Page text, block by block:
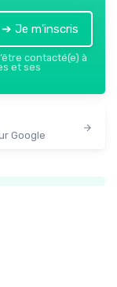
➔ Je m'inscris
contacté(e) à
et ses
Google